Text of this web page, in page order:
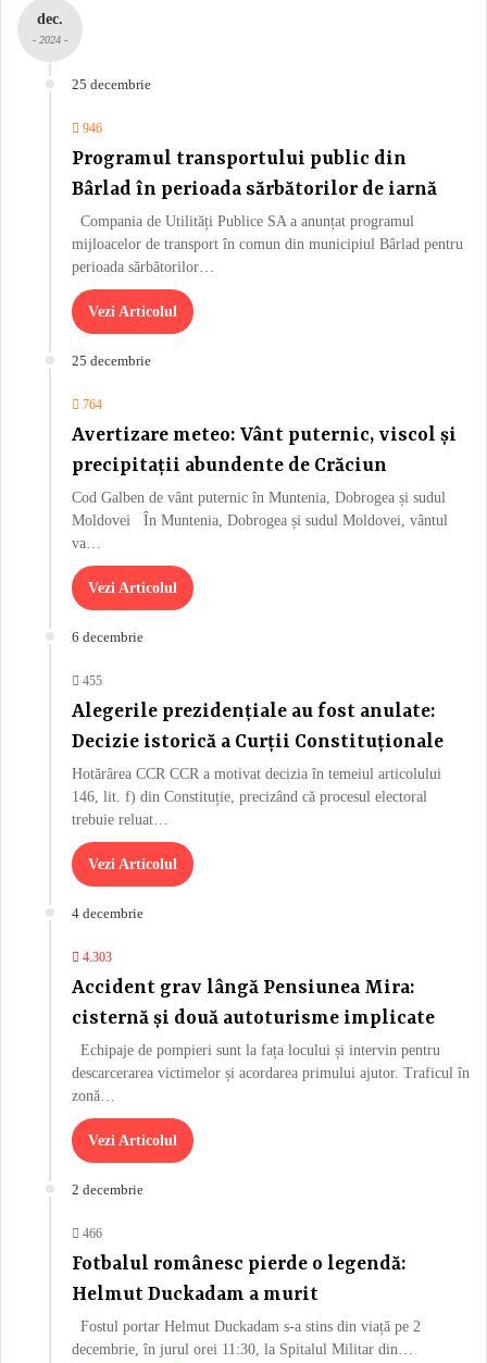
dec.
- 2024 -
25 decembrie
946
Programul transportului public din
Bârlad în perioada sărbătorilor de iarnă
Compania de Utilități Publice SA a anunțat programul
mijloacelor de transport în comun din municipiul Bârlad pentru
perioada sărbătorilor…
Vezi Articolul
25 decembrie
764
Avertizare meteo: Vânt puternic, viscol și
precipitații abundente de Crăciun
Cod Galben de vânt puternic în Muntenia, Dobrogea și sudul
Moldovei În Muntenia, Dobrogea și sudul Moldovei, vântul
va…
Vezi Articolul
6 decembrie
455
Alegerile prezidențiale au fost anulate:
Decizie istorică a Curții Constituționale
Hotărârea CCR CCR a motivat decizia în temeiul articolului
146, lit. f) din Constituție, precizând că procesul electoral
trebuie reluat…
Vezi Articolul
4 decembrie
4.303
Accident grav lângă Pensiunea Mira:
cisternă și două autoturisme implicate
Echipaje de pompieri sunt la fața locului și intervin pentru
descarcerarea victimelor și acordarea primului ajutor. Traficul în
zonă…
Vezi Articolul
2 decembrie
466
Fotbalul românesc pierde o legendă:
Helmut Duckadam a murit
Fostul portar Helmut Duckadam s-a stins din viață pe 2
decembrie, în jurul orei 11:30, la Spitalul Militar din…